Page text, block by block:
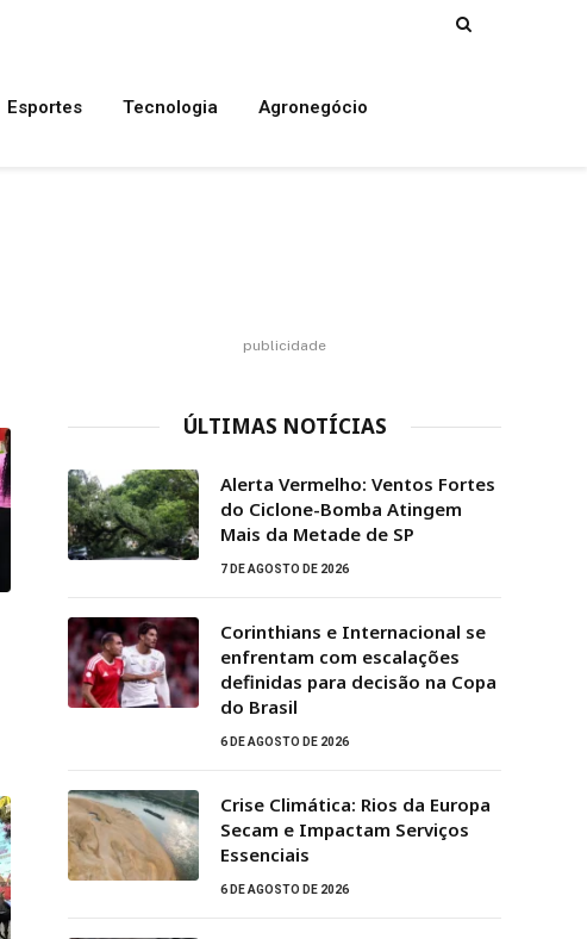
Esportes Tecnologia Agronegócio
publicidade
ÚLTIMAS NOTÍCIAS
Alerta Vermelho: Ventos Fortes
do Ciclone-Bomba Atingem
Mais da Metade de SP
7 DE AGOSTO DE 2026
Corinthians e Internacional se
enfrentam com escalações
definidas para decisão na Copa
do Brasil
6 DE AGOSTO DE 2026
Crise Climática: Rios da Europa
Secam e Impactam Serviços
Essenciais
6 DE AGOSTO DE 2026